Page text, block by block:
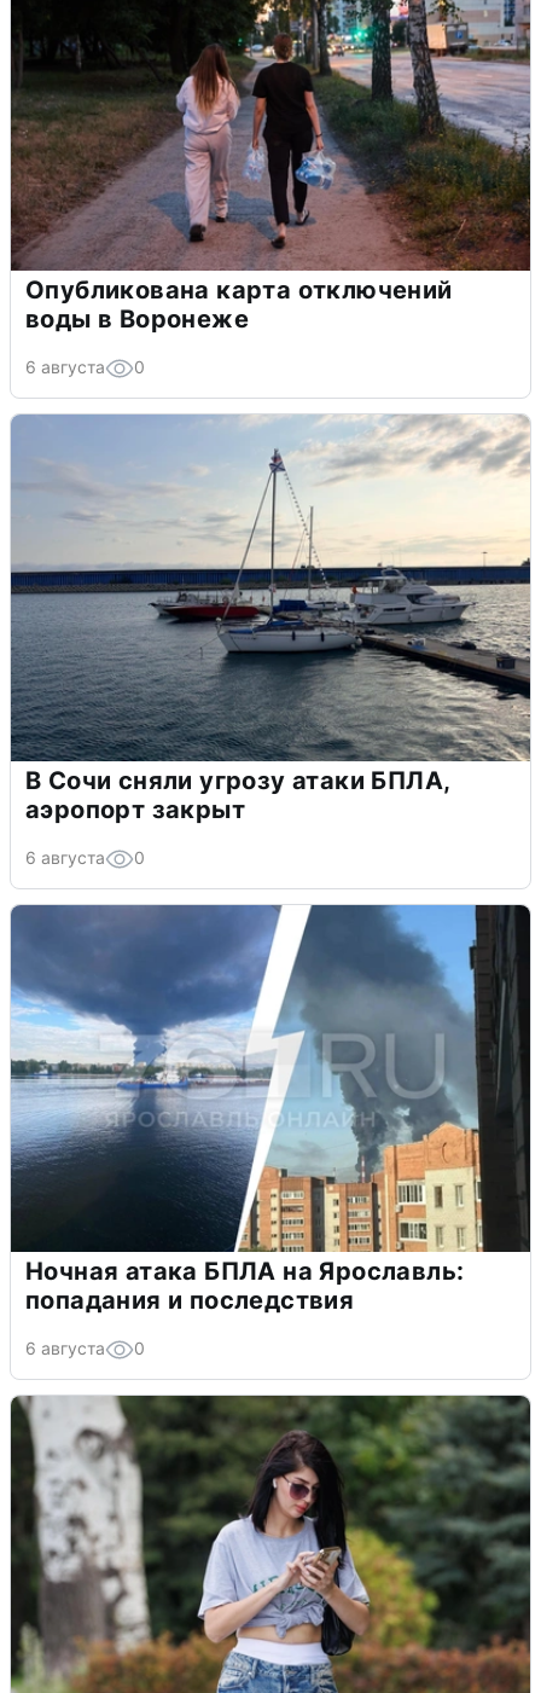
Опубликована карта отключений
воды в Воронеже
6 августа 0
В Сочи сняли угрозу атаки БПЛА,
аэропорт закрыт
6 августа 0
Ночная атака БПЛА на Ярославль:
попадания и последствия
6 августа 0